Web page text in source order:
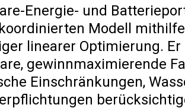
Energie- und
Modell
linearer Optimierung.
gewinnmaximierende
Einschränkungen,